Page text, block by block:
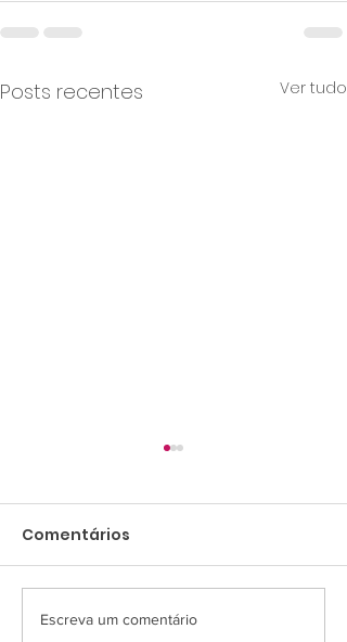
Posts recentes Ver tudo
Últimos dias para
Comentários
Escreva um comentário